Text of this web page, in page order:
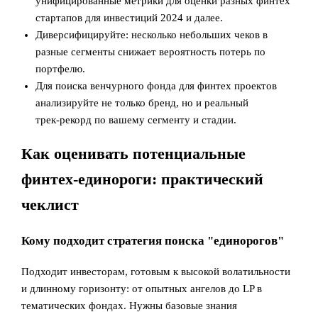
стартапов для инвестиций 2024 и далее.
Диверсифицируйте: несколько небольших чеков в
разные сегменты снижает вероятность потерь по
портфелю.
Для поиска венчурного фонда для финтех проектов
анализируйте не только бренд, но и реальный
трек‑рекорд по вашему сегменту и стадии.
Как оценивать потенциальные
финтех-единороги: практический
чеклист
Кому подходит стратегия поиска "единорогов"
Подходит инвесторам, готовым к высокой волатильности
и длинному горизонту: от опытных ангелов до LP в
тематических фондах. Нужны базовые знания